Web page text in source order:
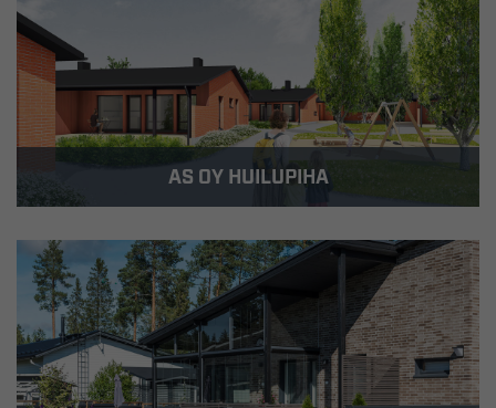
AS OY HUILUPIHA
yhteensä 10 paritaloasuntoa kooltaan 61,5 – 112
m2.